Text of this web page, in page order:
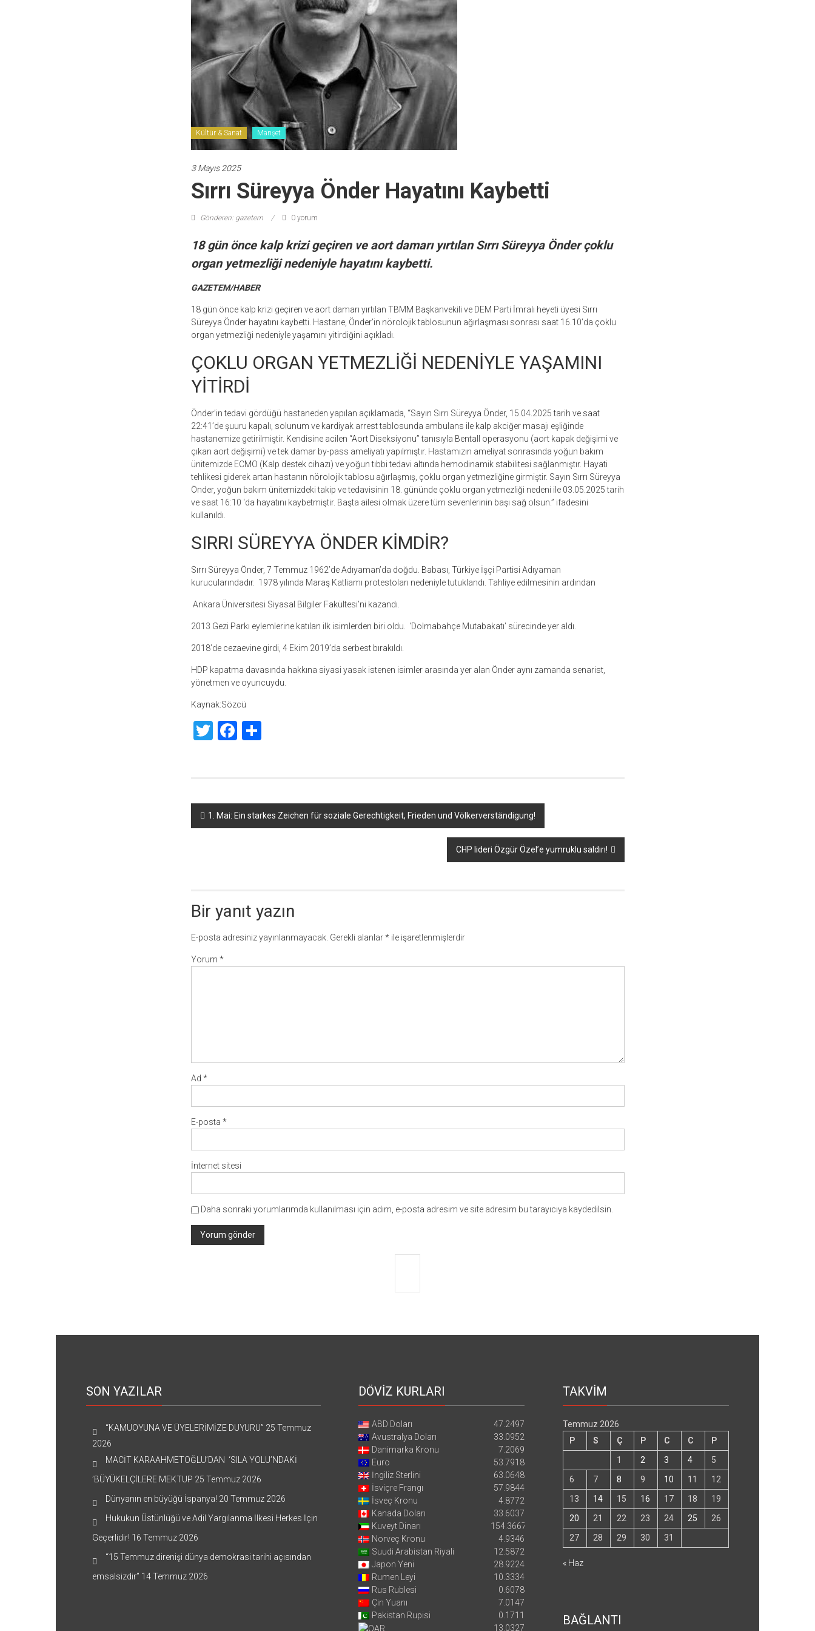
Kültür & Sanat Manşet
3 Mayıs 2025
Sırrı Süreyya Önder Hayatını Kaybetti
Gönderen: gazetem 0 yorum
18 gün önce kalp krizi geçiren ve aort damarı yırtılan Sırrı Süreyya Önder çoklu
organ yetmezliği nedeniyle hayatını kaybetti.
GAZETEM/HABER
18 gün önce kalp krizi geçiren ve aort damarı yırtılan TBMM Başkanvekili ve DEM Parti İmralı heyeti üyesi Sırrı
Süreyya Önder hayatını kaybetti. Hastane, Önder’in nörolojik tablosunun ağırlaşması sonrası saat 16.10’da çoklu
organ yetmezliği nedeniyle yaşamını yitirdiğini açıkladı.
ÇOKLU ORGAN YETMEZLİĞİ NEDENİYLE YAŞAMINI
YİTİRDİ
Önder’in tedavi gördüğü hastaneden yapılan açıklamada, “Sayın Sırrı Süreyya Önder, 15.04.2025 tarih ve saat
22:41’de şuuru kapalı, solunum ve kardiyak arrest tablosunda ambulans ile kalp akciğer masajı eşliğinde
hastanemize getirilmiştir. Kendisine acilen “Aort Diseksiyonu” tanısıyla Bentall operasyonu (aort kapak değişimi ve
çıkan aort değişimi) ve tek damar by-pass ameliyatı yapılmıştır. Hastamızın ameliyat sonrasında yoğun bakım
ünitemizde ECMO (Kalp destek cihazı) ve yoğun tıbbi tedavi altında hemodinamik stabilitesi sağlanmıştır. Hayati
tehlikesi giderek artan hastanın nörolojik tablosu ağırlaşmış, çoklu organ yetmezliğine girmiştir. Sayın Sırrı Süreyya
Önder, yoğun bakım ünitemizdeki takip ve tedavisinin 18. gününde çoklu organ yetmezliği nedeni ile 03.05.2025 tarih
ve saat 16:10 ‘da hayatını kaybetmiştir. Başta ailesi olmak üzere tüm sevenlerinin başı sağ olsun.” ifadesini
kullanıldı.
SIRRI SÜREYYA ÖNDER KİMDİR?
Sırrı Süreyya Önder, 7 Temmuz 1962’de Adıyaman’da doğdu. Babası, Türkiye İşçi Partisi Adıyaman
kurucularındadır. 1978 yılında Maraş Katliamı protestoları nedeniyle tutuklandı. Tahliye edilmesinin ardından
Ankara Üniversitesi Siyasal Bilgiler Fakültesi’ni kazandı.
2013 Gezi Parkı eylemlerine katılan ilk isimlerden biri oldu. ‘Dolmabahçe Mutabakatı’ sürecinde yer aldı.
2018’de cezaevine girdi, 4 Ekim 2019’da serbest bırakıldı.
HDP kapatma davasında hakkına siyasi yasak istenen isimler arasında yer alan Önder aynı zamanda senarist,
yönetmen ve oyuncuydu.
Kaynak:Sözcü
TwitterFacebook
Share
Yazı
dolaşımı
1. Mai: Ein starkes Zeichen für soziale Gerechtigkeit, Frieden und Völkerverständigung!
CHP lideri Özgür Özel’e yumruklu saldırı!
Bir yanıt yazın
E-posta adresiniz yayınlanmayacak. Gerekli alanlar*ile işaretlenmişlerdir
Yorum *
Ad *
E-posta *
İnternet sitesi
Daha sonraki yorumlarımda kullanılması için adım, e-posta adresim ve site adresim bu tarayıcıya kaydedilsin.
SON YAZILAR
“KAMUOYUNA VE ÜYELERİMİZE DUYURU” 25 Temmuz
2026
MACİT KARAAHMETOĞLU’DAN ‘SILA YOLU’NDAKİ
’BÜYÜKELÇİLERE MEKTUP 25 Temmuz 2026
Dünyanın en büyüğü İspanya! 20 Temmuz 2026
Hukukun Üstünlüğü ve Adil Yargılanma İlkesi Herkes İçin
Geçerlidir! 16 Temmuz 2026
“15 Temmuz direnişi dünya demokrasi tarihi açısından
emsalsizdir” 14 Temmuz 2026
DÖVİZ KURLARI
ABD Doları
47.2497
Avustralya Doları
33.0952
Danimarka Kronu
7.2069
Euro
53.7918
İngiliz Sterlini
63.0648
İsviçre Frangı
57.9844
İsveç Kronu
4.8772
Kanada Doları
33.6037
Kuveyt Dinarı
154.3667
Norveç Kronu
4.9346
Suudi Arabistan Riyali
12.5872
Japon Yeni
28.9224
Rumen Leyi
10.3334
Rus Rublesi
0.6078
Çin Yuanı
7.0147
Pakistan Rupisi
0.1711
13.0327
TAKVİM
Temmuz 2026
P
S Ç P C C
P
1
2 3 4
5
6
7 8 9 10 11
12
13
14 15 16 17 18
19
20
21 22 23 24 25
26
27
28 29 30 31
« Haz
BAĞLANTI